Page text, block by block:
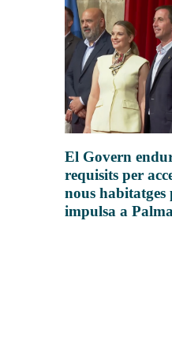
El Govern
requisits per
nous habitatges
impulsa a